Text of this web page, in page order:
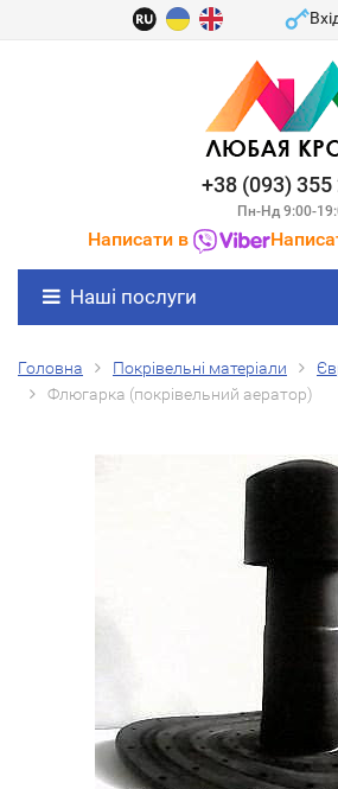
+38 (093) 355
Пн-Нд 9:00-
Написати в
Наші послуги
Головна Покрівельні матеріали
Флюгарка (покрівельний аератор)